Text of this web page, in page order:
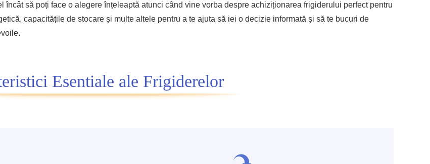
încât să poți face o alegere înțeleaptă atunci când vine vorba despre achiziționarea frigiderului perfect pentru
capacitățile de stocare și multe altele pentru a te ajuta să iei o decizie informată și să te bucuri de
Esentiale ale Frigiderelor